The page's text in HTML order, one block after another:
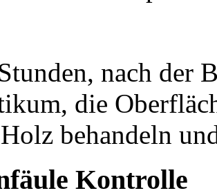
nach der
die
behandeln
Kontrolle